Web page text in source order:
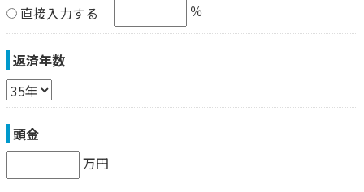
直接入力する
％
返済年数
頭金
万円